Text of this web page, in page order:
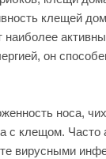
клещей
наиболее
он
носа,
клещом. Часто
вирусными